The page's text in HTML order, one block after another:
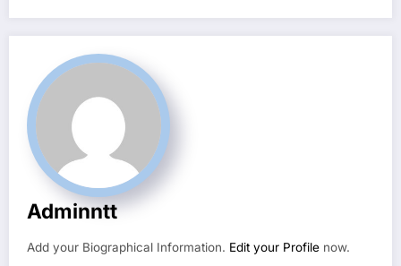
Adminntt
Add your Biographical Information. Edit your Profile now.